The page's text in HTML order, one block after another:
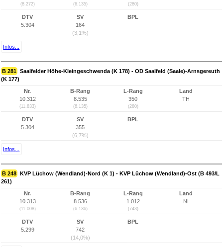
(8.272) (6.135) (280)
DTV
5.304
SV
164
(3,1%)
BPL
Infos...
B 281 Saalfelder Höhe-Kleingeschwenda (K 178) - OD Saalfeld (Saale)-Arnsgereuth
(K 177)
Nr.
10.312
(11.833)
B-Rang
8.535
(6.135)
L-Rang
350
(280)
Land
TH
DTV
5.304
SV
355
(6,7%)
BPL
Infos...
B 248 KVP Lüchow (Wendland)-Nord (K 1) - KVP Lüchow (Wendland)-Ost (B 493/L
261)
Nr.
10.313
(11.008)
B-Rang
8.536
(6.136)
L-Rang
1.012
(743)
Land
NI
DTV
5.299
SV
742
(14,0%)
BPL